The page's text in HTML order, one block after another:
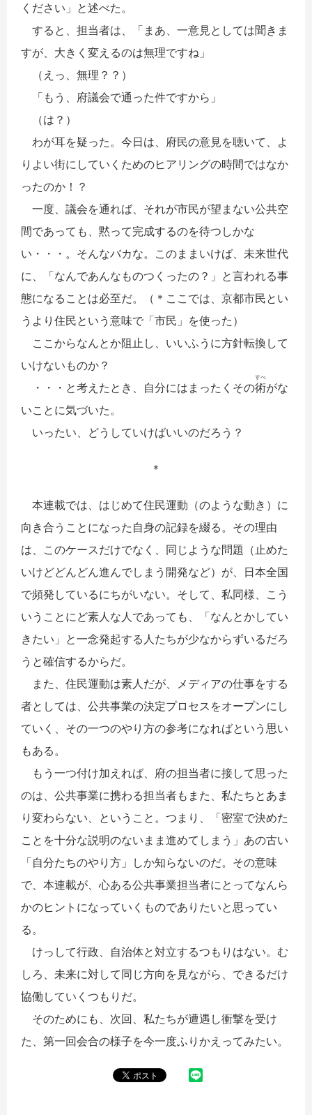
ください」と述べた。
すると、担当者は、「まあ、一意見としては聞きま
すが、大きく変えるのは無理ですね」
（えっ、無理？？）
「もう、府議会で通った件ですから」
（は？）
わが耳を疑った。今日は、府民の意見を聴いて、よ
りよい街にしていくためのヒアリングの時間ではなか
ったのか！？
一度、議会を通れば、それが市民が望まない公共空
間であっても、黙って完成するのを待つしかな
い・・・。そんなバカな。このままいけば、未来世代
に、「なんであんなものつくったの？」と言われる事
態になることは必至だ。（＊ここでは、京都市民とい
うより住民という意味で「市民」を使った）
ここからなんとか阻止し、いいふうに方針転換して
いけないものか？
・・・と考えたとき、自分にはまったくその術
すべ
がな
いことに気づいた。
いったい、どうしていけばいいのだろう？
＊
本連載では、はじめて住民運動（のような動き） に
向き合うことになった自身の記録を綴る。その理由
は、 このケースだけでなく、同じような問題（止めた
いけどどんどん進んでしまう開発など）が、日本全国
で頻発しているにちがいない。そして、私同様、こう
いうことにど素人な人であっても、「なんとかしてい
きたい」と一念発起する人たちが少なからずいるだろ
うと確信するからだ。
また、住民運動は素人だが、メディアの仕事をする
者としては、公共事業の決定プロセスをオープンにし
ていく、その一つのやり方の参考になればという思い
もある。
もう一つ付け加えれば、府の担当者に接して思った
のは、公共事業に携わる担当者もまた、私たちとあま
り変わらない、ということ。つまり、「密室で決めた
ことを十分な説明のないまま進めてしまう」あの古い
「自分たちのやり方」しか知らないのだ。その意味
で、本連載が、心ある公共事業担当者にとってなんら
かのヒントになっていくものでありたいと思ってい
る。
けっして行政、自治体と対立するつもりはない。む
しろ、未来に対して同じ方向を見ながら、できるだけ
協働していくつもりだ。
そのためにも、次回、私たちが遭遇し衝撃を受け
た、第一回会合の様子を今一度ふりかえってみたい。